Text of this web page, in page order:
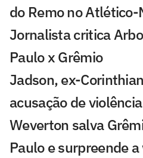
do Remo no Atlético-
Jornalista critica
Paulo x Grêmio
Jadson, ex-
acusação de
Weverton salva
Paulo e surpreende